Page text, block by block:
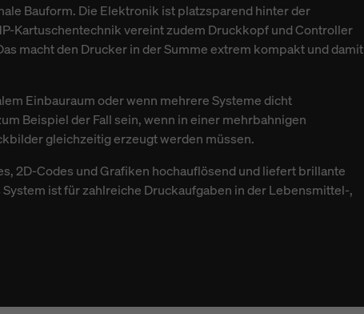
Bauform. Die Elektronik ist platzsparend hinter der
Kartuschentechnik vereint zudem Druckkopf und Controller
macht den Drucker in der Summe extrem kompakt und damit
Einbauraum oder wenn mehrere Systeme dicht
Beispiel der Fall sein, wenn in einer mehrbahnigen
gleichzeitig erzeugt werden müssen.
2D-Codes und Grafiken hochauflösend und liefert brillante
ist für zahlreiche Druckaufgaben in der Lebensmittel-,